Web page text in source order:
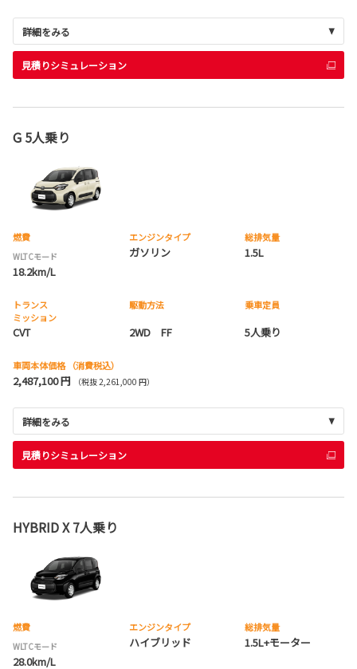
詳細をみる
見積りシミュレーション
G 5人乗り
燃費
WLTCモード
18.2km/L
エンジンタイプ
ガソリン
総排気量
1.5L
トランス
ミッション
CVT
駆動方法
2WD FF
乗車定員
5人乗り
車両本体価格 （消費税込）
2,487,100 円 （税抜 2,261,000 円）
詳細をみる
見積りシミュレーション
HYBRID X 7人乗り
燃費
WLTCモード
28.0km/L
エンジンタイプ
ハイブリッド
総排気量
1.5L+モーター